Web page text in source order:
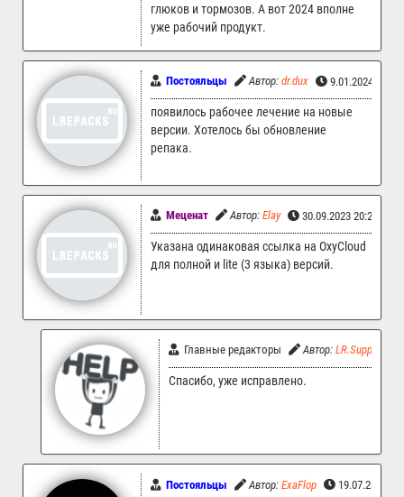
глюков и тормозов. А вот 2024 вполне
уже рабочий продукт.
Постояльцы Автор: dr.dux 9.01.2024
появилось рабочее лечение на новые
версии. Хотелось бы обновление
репака.
Меценат Автор: Elay 30.09.2023 20:28
Указана одинаковая ссылка на OxyCloud
для полной и lite (3 языка) версий.
Главные редакторы Автор: LR.Support
Спасибо, уже исправлено.
Постояльцы Автор: ExaFlop 19.07.2023